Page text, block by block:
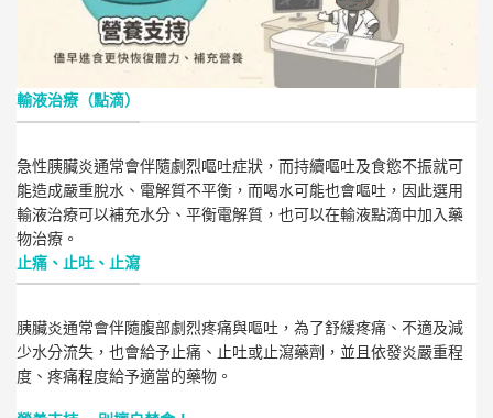
輸液治療（點滴）
急性胰臟炎通常會伴隨劇烈嘔吐症狀，而持續嘔吐及食慾不振就可
能造成嚴重脫水、電解質不平衡，而喝水可能也會嘔吐，因此選用
輸液治療可以補充水分、平衡電解質，也可以在輸液點滴中加入藥
物治療。
止痛、止吐、止瀉
胰臟炎通常會伴隨腹部劇烈疼痛與嘔吐，為了舒緩疼痛、不適及減
少水分流失，也會給予止痛、止吐或止瀉藥劑，並且依發炎嚴重程
度、疼痛程度給予適當的藥物。